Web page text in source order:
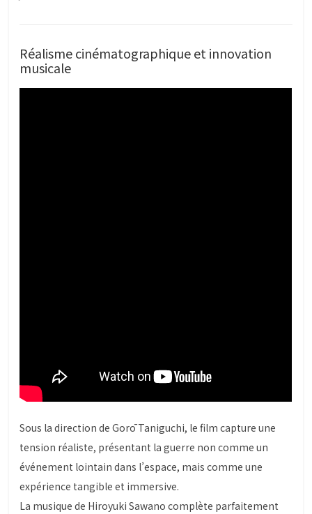
Réalisme cinématographique et innovation
musicale
Sous la direction de Gorō Taniguchi, le film capture une
tension réaliste, présentant la guerre non comme un
événement lointain dans l’espace, mais comme une
expérience tangible et immersive.
La musique de Hiroyuki Sawano complète parfaitement